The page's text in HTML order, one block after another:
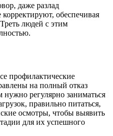
даже разлад
обеспечивая
людей с этим
профилактические
на полный отказ
регулярно заниматься
правильно питаться,
осмотры, чтобы выявить
для их успешного